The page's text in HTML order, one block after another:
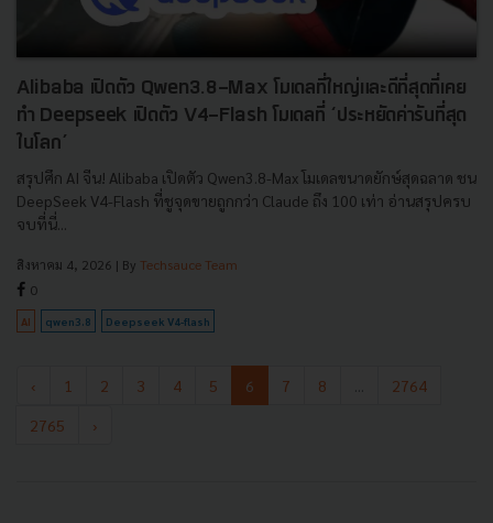
Alibaba เปิดตัว Qwen3.8-Max โมเดลที่ใหญ่และดีที่สุดที่เคย
ทำ Deepseek เปิดตัว V4-Flash โมเดลที่ ‘ประหยัดค่ารันที่สุด
ในโลก’
สรุปศึก AI จีน! Alibaba เปิดตัว Qwen3.8-Max โมเดลขนาดยักษ์สุดฉลาด ชน
DeepSeek V4-Flash ที่ชูจุดขายถูกกว่า Claude ถึง 100 เท่า อ่านสรุปครบ
จบที่นี่...
สิงหาคม 4, 2026 | By Techsauce Team
0
AI qwen3.8 Deepseek V4-flash
‹ 1 2 3 4 5 6 7 8
2764
2765
›